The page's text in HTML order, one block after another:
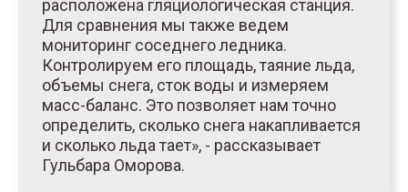
расположена гляциологическая станция.
Для сравнения мы также ведем
мониторинг соседнего ледника.
Контролируем его площадь, таяние льда,
объемы снега, сток воды и измеряем
масс-баланс. Это позволяет нам точно
определить, сколько снега накапливается
и сколько льда тает», - рассказывает
Гульбара Оморова.